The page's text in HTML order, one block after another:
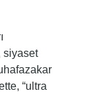
siyaset
“ultra